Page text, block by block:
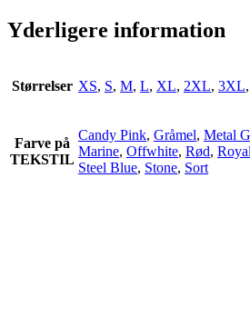
Yderligere information
Størrelser XS, S, M, L, XL, 2XL, 3XL,
Farve på
TEKSTIL
Candy Pink, Gråmel, Metal
Marine, Offwhite, Rød, Royal
Steel Blue, Stone, Sort